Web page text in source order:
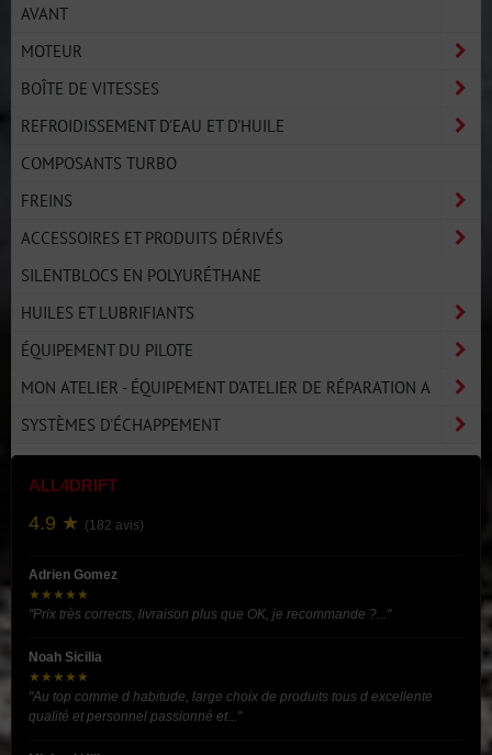
AVANT
MOTEUR
BOÎTE DE VITESSES
REFROIDISSEMENT D'EAU ET D'HUILE
COMPOSANTS TURBO
FREINS
ACCESSOIRES ET PRODUITS DÉRIVÉS
SILENTBLOCS EN POLYURÉTHANE
HUILES ET LUBRIFIANTS
ÉQUIPEMENT DU PILOTE
MON ATELIER - ÉQUIPEMENT D'ATELIER DE RÉPARATION A
SYSTÈMES D'ÉCHAPPEMENT
ALL4DRIFT
4.9 ★ (182 avis)
Adrien Gomez
★★★★★
"Prix très corrects, livraison plus que OK, je recommande ?..."
Noah Sicilia
★★★★★
"Au top comme d habitude, large choix de produits tous d excellente
qualité et personnel passionné et..."